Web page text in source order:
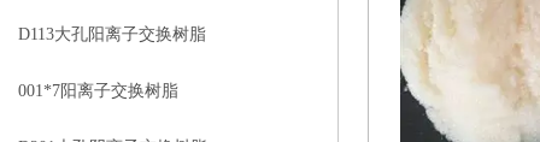
D113大孔阳离子交换树脂
001*7阳离子交换树脂